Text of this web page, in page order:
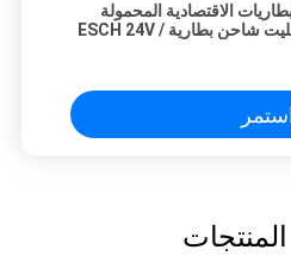
الاقتصادية المحمولة
الذكية البليت شاحن بطارية ESCH 24V /